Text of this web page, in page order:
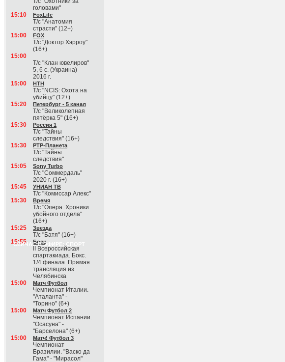
головами"
15:10
FoxLife
Т/с "Анатомия
страсти" (12+)
15:00
FOX
Т/с "Доктор Хэрроу"
(16+)
15:00
Т/с "Клан ювелиров"
5, 6 с. (Украина)
2016 г.
15:00
НТН
Т/с "NCIS: Охота на
убийцу" (12+)
15:20
Петербург - 5 канал
Т/с "Великолепная
пятёрка 5" (16+)
15:30
Россия 1
Т/с "Тайны
следствия" (16+)
15:30
РТР-Планета
Т/с "Тайны
следствия"
15:05
Sony Turbo
Т/с "Соммердаль"
2020 г. (16+)
15:45
УНИАН ТВ
Т/с "Комиссар Алекс"
15:30
Время
Т/с "Опера. Хроники
убойного отдела"
(16+)
15:25
Звезда
Т/с "Батя" (16+)
СЕЙЧАС В ЭФИРЕ: СПОРТ
15:55 Боец
II Всероссийская
спартакиада. Бокс.
1/4 финала. Прямая
трансляция из
Челябинска
15:00
Матч Футбол
Чемпионат Италии.
"Аталанта" -
"Торино" (6+)
15:00
Матч Футбол 2
Чемпионат Испании.
"Осасуна" -
"Барселона" (6+)
15:00
Матч! Футбол 3
Чемпионат
Бразилии. "Васко да
Гама" - "Мирасол"